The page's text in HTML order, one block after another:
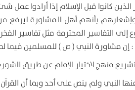
الذين كانوا قبل الإسلام إذا أرادوا
بأنهم أهل للمشاورة ليرفع
إلى التفاسير المحترمة مثل تفاسير
: إن مشاورة النبي ( ص ) للمسلمين فيما
تشريع منهج لاختيار الإمام عن طريق